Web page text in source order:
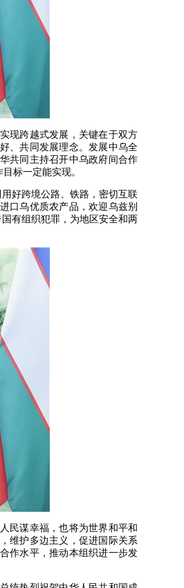
现跨越式发展，关键在于双方
、共同发展理念。发展中乌全
共同主持召开中乌政府间合作
标一定能实现。
好跨境公路、铁路，密切互联
口乌优质农产品，欢迎乌兹别
有组织犯罪，为地区安全和两
民谋幸福，也将为世界和平和
维护多边主义，促进国际关系
作水平，推动本组织进一步发